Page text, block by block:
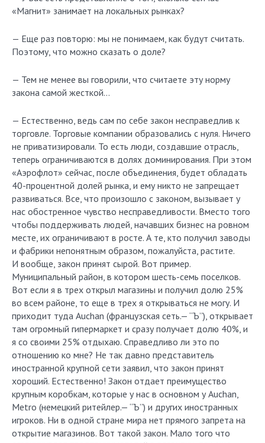
«Магнит» занимает на локальных рынках?
— Еще раз повторю: мы не понимаем, как будут считать.
Поэтому, что можно сказать о доле?
— Тем не менее вы говорили, что считаете эту норму
закона самой жесткой…
— Естественно, ведь сам по себе закон несправедлив к
торговле. Торговые компании образовались с нуля. Ничего
не приватизировали. То есть люди, создавшие отрасль,
теперь ограничиваются в долях доминирования. При этом
«Аэрофлот» сейчас, после объединения, будет обладать
40-процентной долей рынка, и ему никто не запрещает
развиваться. Все, что произошло с законом, вызывает у
нас обостренное чувство несправедливости. Вместо того
чтобы поддерживать людей, начавших бизнес на ровном
месте, их ограничивают в росте. А те, кто получил заводы
и фабрики непонятным образом, пожалуйста, растите.
И вообще, закон принят сырой. Вот пример.
Муниципальный район, в котором шесть-семь поселков.
Вот если я в трех открыл магазины и получил долю 25%
во всем районе, то еще в трех я открываться не могу. И
приходит туда Auchan (французская сеть.— “Ъ”), открывает
там огромный гипермаркет и сразу получает долю 40%, и
я со своими 25% отдыхаю. Справедливо ли это по
отношению ко мне? Не так давно представитель
иностранной крупной сети заявил, что закон принят
хороший. Естественно! Закон отдает преимущество
крупным коробкам, которые у нас в основном у Auchan,
Metro (немецкий ритейлер.— “Ъ”) и других иностранных
игроков. Ни в одной стране мира нет прямого запрета на
открытие магазинов. Вот такой закон. Мало того что